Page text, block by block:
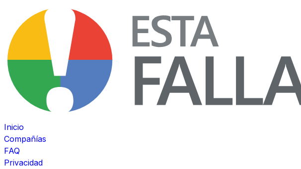
Inicio
Compañías
FAQ
Privacidad